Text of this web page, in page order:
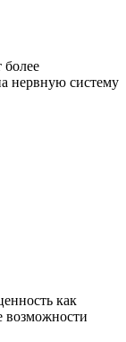
нервную систему
как
возможности